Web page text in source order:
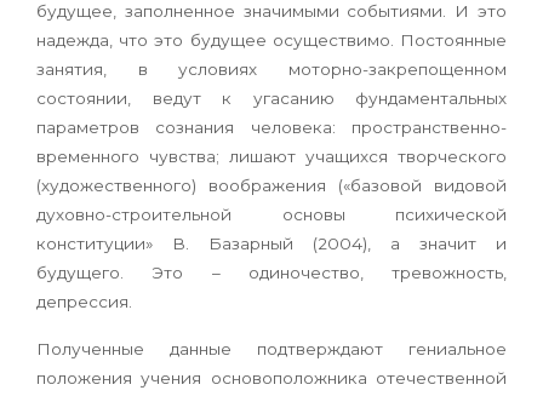
будущее, заполненное значимыми событиями. И это
надежда, что это будущее осуществимо. Постоянные
занятия, в условиях моторно-закрепощенном
состоянии, ведут к угасанию фундаментальных
параметров сознания человека: пространственно-
временного чувства; лишают учащихся творческого
(художественного) воображения («базовой видовой
духовно-строительной основы психической
конституции» В. Базарный (2004), а значит и
будущего. Это – одиночество, тревожность,
депрессия.
Полученные данные подтверждают гениальное
положения учения основоположника отечественной